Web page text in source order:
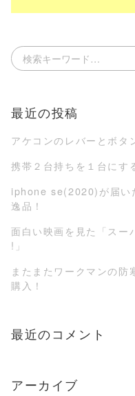
最近の投稿
アケコンのレバーとボタ
携帯２台持ちを１台にす
iphone se(2020)が届い
逸品！
面白い映画を見た「スー
!」
またまたワークマンの防
購入！
最近のコメント
アーカイブ